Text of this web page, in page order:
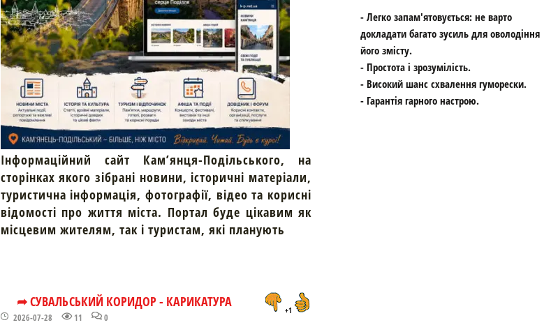
Інформаційний сайт Кам’янця-Подільського, на
сторінках якого зібрані новини, історичні матеріали,
туристична інформація, фотографії, відео та корисні
відомості про життя міста. Портал буде цікавим як
місцевим жителям, так і туристам, які планують
➦ СУВАЛЬСЬКИЙ КОРИДОР - КАРИКАТУРА
2026-07-28 11 0
+1
- Легко запам'ятовується: не варто
докладати багато зусиль для оволодіння
його змісту.
- Простота і зрозумілість.
- Високий шанс схвалення гуморески.
- Гарантія гарного настрою.